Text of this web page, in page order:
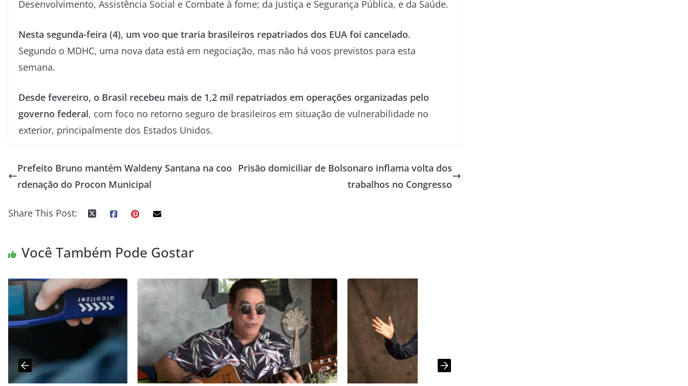
Desenvolvimento, Assistência Social e Combate à fome; da Justiça e Segurança Pública, e da Saúde.
Nesta segunda-feira (4), um voo que traria brasileiros repatriados dos EUA foi cancelado.
Segundo o MDHC, uma nova data está em negociação, mas não há voos previstos para esta
semana.
Desde fevereiro, o Brasil recebeu mais de 1,2 mil repatriados em operações organizadas pelo
governo federal, com foco no retorno seguro de brasileiros em situação de vulnerabilidade no
exterior, principalmente dos Estados Unidos.
Prefeito Bruno mantém Waldeny Santana na coo
rdenação do Procon Municipal
Prisão domiciliar de Bolsonaro inflama volta dos
trabalhos no Congresso
Share This Post:
Você Também Pode Gostar